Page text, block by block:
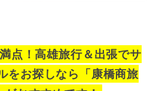
点！高雄旅行＆出張でサ
をお探しなら「康橋商旅